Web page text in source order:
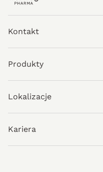
Kontakt
Produkty
Lokalizacje
Kariera